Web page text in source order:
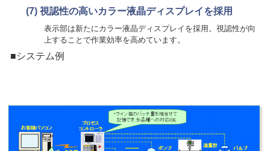
(7) 視認性の高いカラー液晶ディスプレイを採用
表示部は新たにカラー液晶ディスプレイを採用。視認性が向
上することで作業効率を高めています。
■システム例